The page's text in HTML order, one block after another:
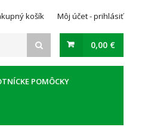
košík Môj účet - prihlásiť
0,00 €
POMÔCKY